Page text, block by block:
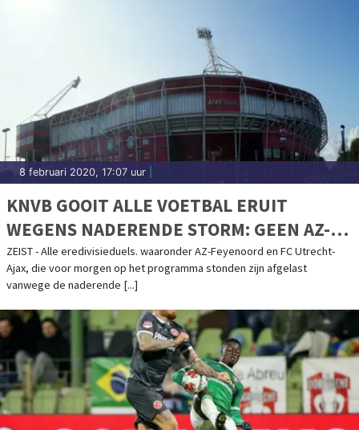
8 februari 2020, 17:07 uur
KNVB GOOIT ALLE VOETBAL ERUIT
WEGENS NADERENDE STORM: GEEN AZ-
FEYENOORD EN FC UTRECHT-AJAX
ZEIST - Alle eredivisieduels. waaronder AZ-Feyenoord en FC Utrecht-
Ajax, die voor morgen op het programma stonden zijn afgelast
vanwege de naderende [...]